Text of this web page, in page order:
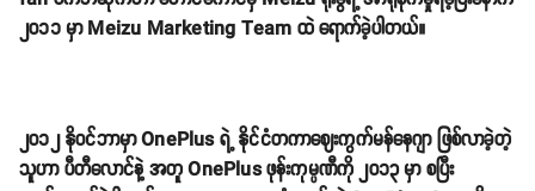
၂၀၁၁ မှာ Meizu Marketing Team ထဲ ရောက်ခဲ့ပါတယ်။
၂၀၁၂ နိုဝင်ဘာမှာ OnePlus ရဲ့ နိုင်ငံတကာဈေးကွက်မန်နေဂျာ ဖြစ်လာခဲ့တဲ့
သူဟာ ပီတီလောင်နဲ့ အတူ OnePlus ဖုန်းကုမ္ပဏီကို ၂၀၁၃ မှာ စပြီး